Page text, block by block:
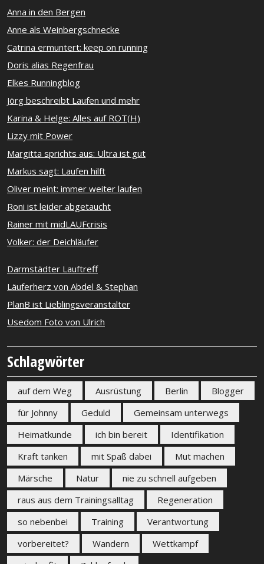
Anna in den Bergen
Anne als Weinbergschnecke
Catrina ermuntert: keep on running
Doris alias Regenfrau
Elkes Runningblog
Jörg beschreibt Laufen und mehr
Karina & Helge: Alles auf ROT(H)
Lizzy mit Power
Margitta sprichts aus: Ultra ist gut
Markus sagt: Laufen hilft
Oliver meint: immer weiter laufen
Roni ist leider abgetaucht
Rainer mit midLAUFcrisis
Volker: der Deichläufer
Darmstädter Lauftreff
Läuferherz von Abdel & Stephan
PlanB ist Lieblingsveranstalter
Usedom Foto von Ulrich
Schlagwörter
auf dem Weg Ausrüstung Berlin
Blogger
für Johnny
Geduld
Gemeinsam unterwegs
Heimatkunde
ich bin bereit
Identifikation
Kraft tanken
mit Spaß dabei
Mut machen
Märsche
Natur
nie zu schnell aufgeben
raus aus dem Trainingsalltag
Regeneration
so nebenbei
Training
Verantwortung
vorbereitet?
Wandern
Wettkampf